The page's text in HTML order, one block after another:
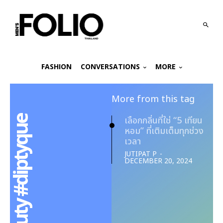
FASHION CONVERSATIONS MORE
More from this tag
เลือกกลิ่นที่ใช่ “5 เทียน
หอม” ที่เติมเต็มทุกช่วง
เวลา
JUTIPAT P -
DECEMBER 20, 2024